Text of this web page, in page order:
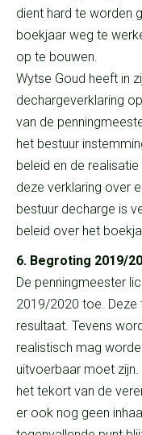
dient hard te worden
boekjaar weg te
op te bouwen.
Wytse Goud heeft in
dechargeverklaring
van de
het bestuur
beleid en de
deze verklaring over
bestuur decharge is
beleid over het
6. Begroting 2019/
De penningmeester
2019/2020 toe. Deze
resultaat. Tevens
realistisch mag
uitvoerbaar moet
het tekort van de
er ook nog geen